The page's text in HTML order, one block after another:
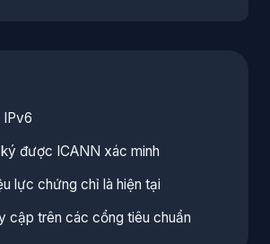
IPv6
được ICANN xác minh
lực chứng chỉ là hiện tại
cập trên các cổng tiêu chuẩn